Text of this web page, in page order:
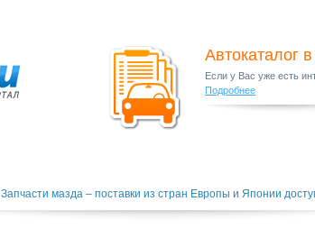
Автокаталог
Если у Вас уже есть
Подробнее
Запчасти мазда – поставки из стран Европы и Японии